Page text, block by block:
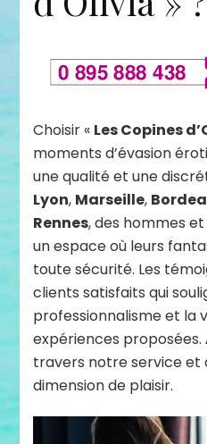
Choisir « Les Copines
moments d’évasion
une qualité et une
Lyon, Marseille,
Rennes, des hommes
un espace où leurs
toute sécurité. Les
clients satisfaits qui
professionnalisme et la
expériences proposées.
travers notre service et
dimension de plaisir.